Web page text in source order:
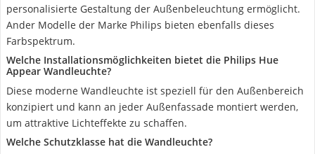
personalisierte Gestaltung der Außenbeleuchtung ermöglicht.
Ander Modelle der Marke Philips bieten ebenfalls dieses
Farbspektrum.
Welche Installationsmöglichkeiten bietet die Philips Hue
Appear Wandleuchte?
Diese moderne Wandleuchte ist speziell für den Außenbereich
konzipiert und kann an jeder Außenfassade montiert werden,
um attraktive Lichteffekte zu schaffen.
Welche Schutzklasse hat die Wandleuchte?